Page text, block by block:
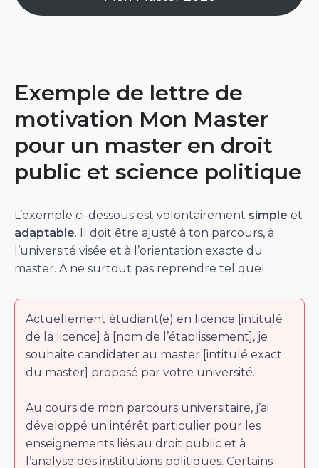
Exemple de lettre de
motivation Mon Master
pour un master en droit
public et science politique
L’exemple ci-dessous est volontairement simple et
adaptable. Il doit être ajusté à ton parcours, à
l’université visée et à l’orientation exacte du
master. À ne surtout pas reprendre tel quel.
Actuellement étudiant(e) en licence [intitulé
de la licence] à [nom de l’établissement], je
souhaite candidater au master [intitulé exact
du master] proposé par votre université.
Au cours de mon parcours universitaire, j’ai
développé un intérêt particulier pour les
enseignements liés au droit public et à
l’analyse des institutions politiques. Certains